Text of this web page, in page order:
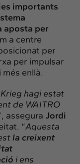
importants
aposta per
a centre
per
per impulsar
enllà.
hagi estat
de WAITRO
assegura Jordi
“Aquesta
la creixent
i ens